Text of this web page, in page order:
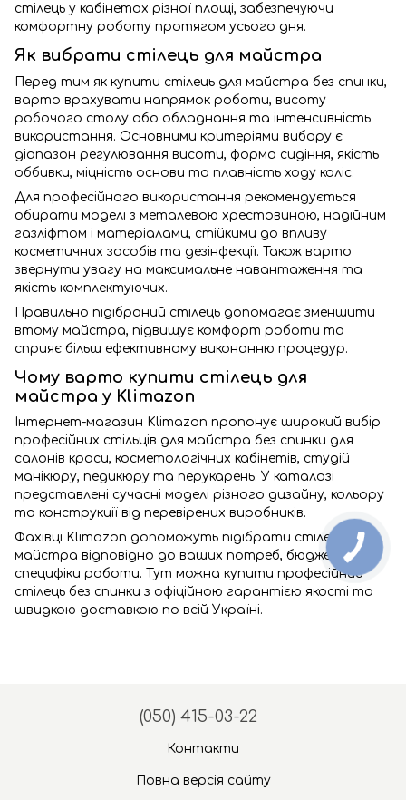
стілець у кабінетах різної площі, забезпечуючи
комфортну роботу протягом усього дня.
Як вибрати стілець для майстра
Перед тим як купити стілець для майстра без спинки,
варто врахувати напрямок роботи, висоту
робочого столу або обладнання та інтенсивність
використання. Основними критеріями вибору є
діапазон регулювання висоти, форма сидіння, якість
оббивки, міцність основи та плавність ходу коліс.
Для професійного використання рекомендується
обирати моделі з металевою хрестовиною, надійним
газліфтом і матеріалами, стійкими до впливу
косметичних засобів та дезінфекції. Також варто
звернути увагу на максимальне навантаження та
якість комплектуючих.
Правильно підібраний стілець допомагає зменшити
втому майстра, підвищує комфорт роботи та
сприяє більш ефективному виконанню процедур.
Чому варто купити стілець для
майстра у Klimazon
Інтернет-магазин Klimazon пропонує широкий вибір
професійних стільців для майстра без спинки для
салонів краси, косметологічних кабінетів, студій
манікюру, педикюру та перукарень. У каталозі
представлені сучасні моделі різного дизайну, кольору
та конструкції від перевірених виробників.
Фахівці Klimazon допоможуть підібрати стілець для
майстра відповідно до ваших потреб, бюджету та
специфіки роботи. Тут можна купити професійний
стілець без спинки з офіційною гарантією якості та
швидкою доставкою по всій Україні.
(050) 415-03-22
Контакти
Повна версія сайту